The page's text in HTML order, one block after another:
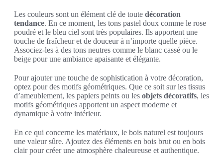
Les couleurs sont un élément clé de toute décoration
tendance. En ce moment, les tons pastel doux comme le rose
poudré et le bleu ciel sont très populaires. Ils apportent une
touche de fraîcheur et de douceur à n’importe quelle pièce.
Associez-les à des tons neutres comme le blanc cassé ou le
beige pour une ambiance apaisante et élégante.
Pour ajouter une touche de sophistication à votre décoration,
optez pour des motifs géométriques. Que ce soit sur les tissus
d’ameublement, les papiers peints ou les objets décoratifs, les
motifs géométriques apportent un aspect moderne et
dynamique à votre intérieur.
En ce qui concerne les matériaux, le bois naturel est toujours
une valeur sûre. Ajoutez des éléments en bois brut ou en bois
clair pour créer une atmosphère chaleureuse et authentique.